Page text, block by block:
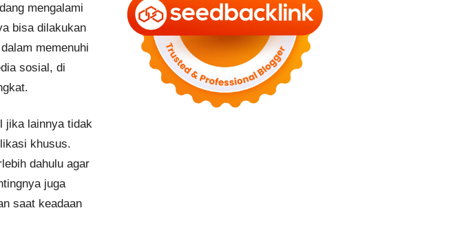
mengalami
bisa dilakukan
memenuhi
sosial, di
jika lainnya tidak
khusus.
dahulu agar
juga
saat keadaan